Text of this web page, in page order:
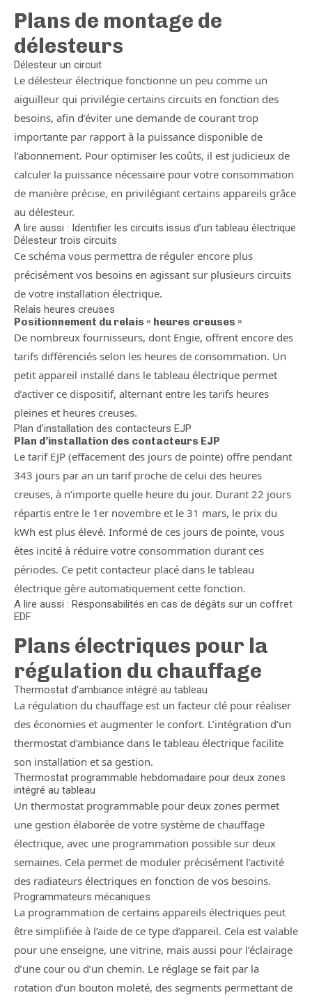
Plans de montage de
délesteurs
Délesteur un circuit
Le délesteur électrique fonctionne un peu comme un
aiguilleur qui privilégie certains circuits en fonction des
besoins, afin d’éviter une demande de courant trop
importante par rapport à la puissance disponible de
l’abonnement. Pour optimiser les coûts, il est judicieux de
calculer la puissance nécessaire pour votre consommation
de manière précise, en privilégiant certains appareils grâce
au délesteur.
A lire aussi : Identifier les circuits issus d’un tableau électrique
Délesteur trois circuits
Ce schéma vous permettra de réguler encore plus
précisément vos besoins en agissant sur plusieurs circuits
de votre installation électrique.
Relais heures creuses
Positionnement du relais « heures creuses »
De nombreux fournisseurs, dont Engie, offrent encore des
tarifs différenciés selon les heures de consommation. Un
petit appareil installé dans le tableau électrique permet
d’activer ce dispositif, alternant entre les tarifs heures
pleines et heures creuses.
Plan d’installation des contacteurs EJP
Plan d’installation des contacteurs EJP
Le tarif EJP (effacement des jours de pointe) offre pendant
343 jours par an un tarif proche de celui des heures
creuses, à n’importe quelle heure du jour. Durant 22 jours
répartis entre le 1er novembre et le 31 mars, le prix du
kWh est plus élevé. Informé de ces jours de pointe, vous
êtes incité à réduire votre consommation durant ces
périodes. Ce petit contacteur placé dans le tableau
électrique gère automatiquement cette fonction.
A lire aussi : Responsabilités en cas de dégâts sur un coffret
EDF
Plans électriques pour la
régulation du chauffage
Thermostat d’ambiance intégré au tableau
La régulation du chauffage est un facteur clé pour réaliser
des économies et augmenter le confort. L’intégration d’un
thermostat d’ambiance dans le tableau électrique facilite
son installation et sa gestion.
Thermostat programmable hebdomadaire pour deux zones
intégré au tableau
Un thermostat programmable pour deux zones permet
une gestion élaborée de votre système de chauffage
électrique, avec une programmation possible sur deux
semaines. Cela permet de moduler précisément l’activité
des radiateurs électriques en fonction de vos besoins.
Programmateurs mécaniques
La programmation de certains appareils électriques peut
être simplifiée à l’aide de ce type d’appareil. Cela est valable
pour une enseigne, une vitrine, mais aussi pour l’éclairage
d’une cour ou d’un chemin. Le réglage se fait par la
rotation d’un bouton moleté, des segments permettant de